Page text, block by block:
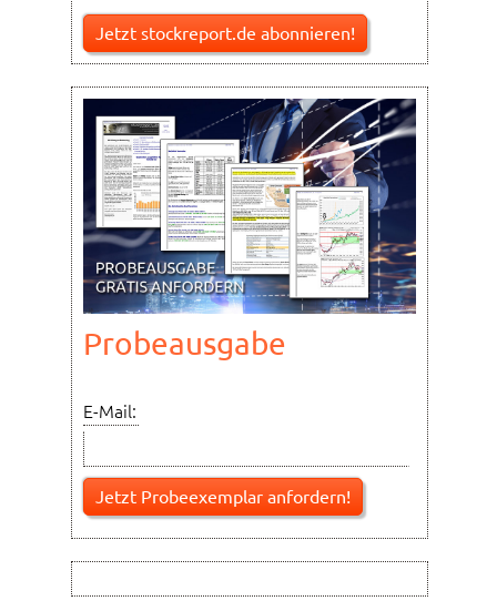
Jetzt stockreport.de abonnieren!
Probeausgabe
E-Mail: